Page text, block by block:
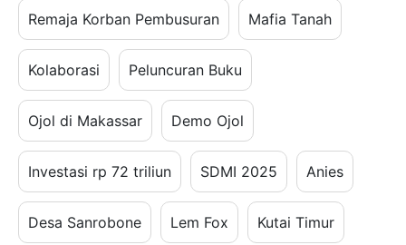
Remaja Korban Pembusuran Mafia Tanah
Kolaborasi Peluncuran Buku
Ojol di Makassar Demo Ojol
Investasi rp 72 triliun SDMI 2025 Anies
Desa Sanrobone Lem Fox Kutai Timur